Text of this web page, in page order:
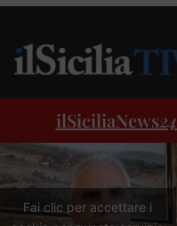
ilSiciliaNews24
Fai clic per accettare i